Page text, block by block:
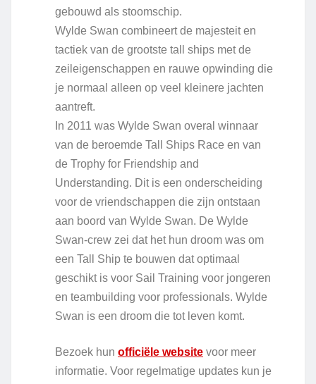
gebouwd als stoomschip.
Wylde Swan combineert de majesteit en
tactiek van de grootste tall ships met de
zeileigenschappen en rauwe opwinding die
je normaal alleen op veel kleinere jachten
aantreft.
In 2011 was Wylde Swan overal winnaar
van de beroemde Tall Ships Race en van
de Trophy for Friendship and
Understanding. Dit is een onderscheiding
voor de vriendschappen die zijn ontstaan ​​
aan boord van Wylde Swan. De Wylde
Swan-crew zei dat het hun droom was om
een ​​Tall Ship te bouwen dat optimaal
geschikt is voor Sail Training voor jongeren
en teambuilding voor professionals. Wylde
Swan is een droom die tot leven komt.
Bezoek hun officiële website voor meer
informatie. Voor regelmatige updates kun je